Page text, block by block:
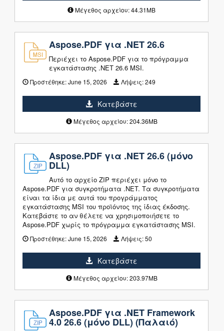
Μέγεθος αρχείου: 44.31MB
Aspose.PDF για .NET 26.6
Περιέχει το Aspose.PDF για το πρόγραμμα
εγκατάστασης .NET 26.6 MSI.
Προστέθηκε:June 15, 2026 Λήψεις:249
Κατεβάστε
Μέγεθος αρχείου: 204.36MB
Aspose.PDF για .NET 26.6 (μόνο
DLL)
Αυτό το αρχείο ZIP περιέχει μόνο το
Aspose.PDF για συγκροτήματα .NET. Τα συγκροτήματα
είναι τα ίδια με αυτά του προγράμματος
εγκατάστασης MSI του προϊόντος της ίδιας έκδοσης.
Κατεβάστε το αν θέλετε να χρησιμοποιήσετε το
Aspose.PDF χωρίς το πρόγραμμα εγκατάστασης MSI.
Προστέθηκε:June 15, 2026 Λήψεις:50
Κατεβάστε
Μέγεθος αρχείου: 203.97MB
Aspose.PDF για .NET Framework
4.0 26.6 (μόνο DLL) (Παλαιό)